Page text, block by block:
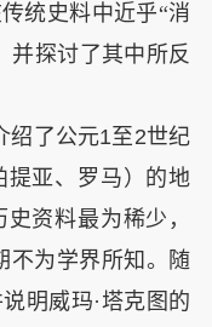
统史料中近乎“消
并探讨了其中所反
绍了公元1至2世纪
提亚、罗马）的地
资料最为稀少，
不为学界所知。随
明威玛·塔克图的